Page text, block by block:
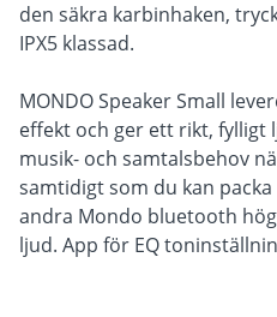
den säkra karbinhaken,
IPX5 klassad.
MONDO Speaker Small
effekt och ger ett rikt, fylligt
musik- och samtalsbehov
samtidigt som du kan
andra Mondo bluetooth
ljud. App för EQ